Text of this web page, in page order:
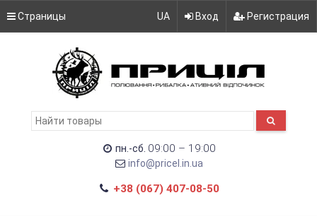
Страницы UA Вход Регистрация
пн.-сб. 09:00 – 19:00
info@pricel.in.ua
+38 (067) 407-08-50